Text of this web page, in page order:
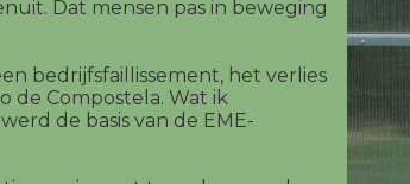
Dat mensen pas in beweging
bedrijfsfaillissement, het verlies
de Compostela. Wat ik
de basis van de EME-